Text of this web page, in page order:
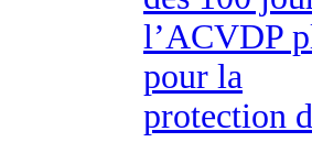
l’ACVDP
pour la
protection